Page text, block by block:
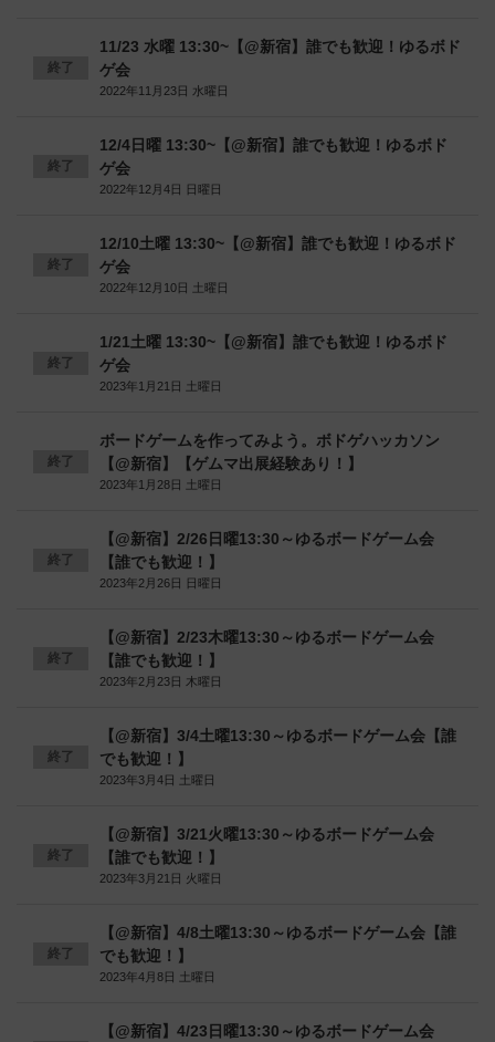
終了
11/23 水曜 13:30~【@新宿】誰でも歓迎！ゆるボド
ゲ会
2022年11月23日 水曜日
終了
12/4日曜 13:30~【@新宿】誰でも歓迎！ゆるボド
ゲ会
2022年12月4日 日曜日
終了
12/10土曜 13:30~【@新宿】誰でも歓迎！ゆるボド
ゲ会
2022年12月10日 土曜日
終了
1/21土曜 13:30~【@新宿】誰でも歓迎！ゆるボド
ゲ会
2023年1月21日 土曜日
終了
ボードゲームを作ってみよう。ボドゲハッカソン
【@新宿】【ゲムマ出展経験あり！】
2023年1月28日 土曜日
終了
【@新宿】2/26日曜13:30～ゆるボードゲーム会
【誰でも歓迎！】
2023年2月26日 日曜日
終了
【@新宿】2/23木曜13:30～ゆるボードゲーム会
【誰でも歓迎！】
2023年2月23日 木曜日
終了
【@新宿】3/4土曜13:30～ゆるボードゲーム会【誰
でも歓迎！】
2023年3月4日 土曜日
終了
【@新宿】3/21火曜13:30～ゆるボードゲーム会
【誰でも歓迎！】
2023年3月21日 火曜日
終了
【@新宿】4/8土曜13:30～ゆるボードゲーム会【誰
でも歓迎！】
2023年4月8日 土曜日
【@新宿】4/23日曜13:30～ゆるボードゲーム会